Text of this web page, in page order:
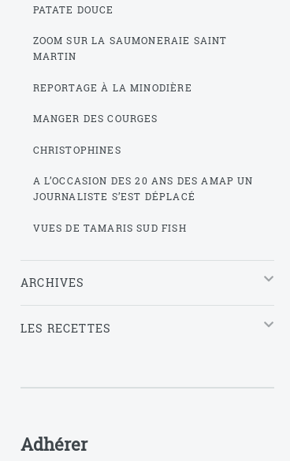
PATATE DOUCE
ZOOM SUR LA SAUMONERAIE SAINT
MARTIN
REPORTAGE À LA MINODIÈRE
MANGER DES COURGES
CHRISTOPHINES
A L’OCCASION DES 20 ANS DES AMAP UN
JOURNALISTE S’EST DÉPLACÉ
VUES DE TAMARIS SUD FISH
ARCHIVES
LES RECETTES
Adhérer